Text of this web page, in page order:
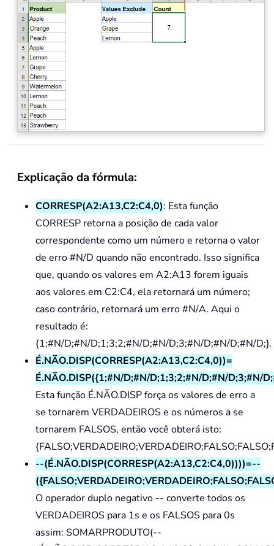
Explicação da fórmula:
CORRESP(A2:A13,C2:C4,0): Esta função
CORRESP retorna a posição de cada valor
correspondente como um número e retorna o valor
de erro #N/D quando não encontrado. Isso significa
que, quando os valores em A2:A13 forem iguais
aos valores em C2:C4, ela retornará um número;
caso contrário, retornará um erro #N/A. Aqui o
resultado é:
{1;#N/D;#N/D;1;3;2;#N/D;#N/D;3;#N/D;#N/D;#N/D;}.
É.NÃO.DISP(CORRESP(A2:A13,C2:C4,0))=
É.NÃO.DISP({1;#N/D;#N/D;1;3;2;#N/D;#N/D;3;#N/
Esta função É.NÃO.DISP força os valores de erro a
se tornarem VERDADEIROS e os números a se
tornarem FALSOS, então você obterá isto:
--(É.NÃO.DISP(CORRESP(A2:A13,C2:C4,0))))=--
O operador duplo negativo -- converte todos os
VERDADEIROS para 1s e os FALSOS para 0s
assim: SOMARPRODUTO(--